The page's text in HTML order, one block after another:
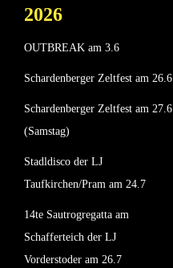
2026
OUTBREAK am 3.6
Schardenberger Zeltfest am 26.6
Schardenberger Zeltfest am 27.6
(Samstag)
Stadldisco der LJ
Taufkirchen/Pram am 24.7
14te Sautrogregatta am
Schafferteich der LJ
Vorderstoder am 26.7